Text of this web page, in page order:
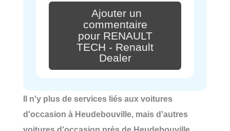
Ajouter un
commentaire
pour RENAULT
TECH - Renault
Dealer
Il n'y plus de services liés aux voitures
d'occasion à Heudebouville, mais d'autres